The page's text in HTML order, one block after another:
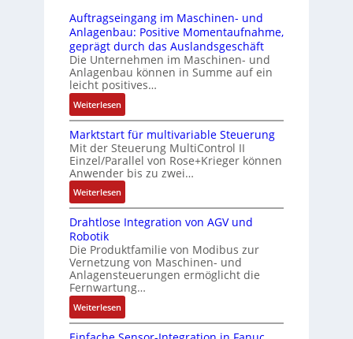
s
i
c
h
f
l
e
x
i
b
e
l
f
ü
r
i
e
A
n
w
e
i
e
n
4
G
u
n
d
5
G
a
u
f
e
n
R
a
s
p
Z
e
r
t
i
i
e
r
n
g
e
s
t
ä
t
i
u
c
k
a
u
s
g
l
e
i
c
h
s
e
m
e
n
t
e
m
Auftragseingang im Maschinen- und
Anlagenbau: Positive Momentaufnahme,
geprägt durch das Auslandsgeschäft
Die Unternehmen im Maschinen- und
Anlagenbau können in Summe auf ein
leicht positives…
Weiterlesen:
A
u
f
t
r
a
g
s
i
n
g
a
n
Marktstart für multivariable Steuerung
Mit der Steuerung MultiControl II
Einzel/Parallel von Rose+Krieger können
Anwender bis zu zwei…
Weiterlesen:
M
a
k
t
s
t
a
r
Drahtlose Integration von AGV und
Robotik
Die Produktfamilie von Modibus zur
Vernetzung von Maschinen- und
Anlagensteuerungen ermöglicht die
Fernwartung…
Weiterlesen:
D
r